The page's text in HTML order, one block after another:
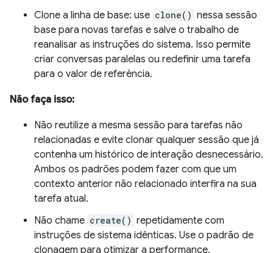
Clone a linha de base: use clone() nessa sessão
base para novas tarefas e salve o trabalho de
reanalisar as instruções do sistema. Isso permite
criar conversas paralelas ou redefinir uma tarefa
para o valor de referência.
Não faça isso:
Não reutilize a mesma sessão para tarefas não
relacionadas e evite clonar qualquer sessão que já
contenha um histórico de interação desnecessário.
Ambos os padrões podem fazer com que um
contexto anterior não relacionado interfira na sua
tarefa atual.
Não chame create() repetidamente com
instruções de sistema idênticas. Use o padrão de
clonagem para otimizar a performance.